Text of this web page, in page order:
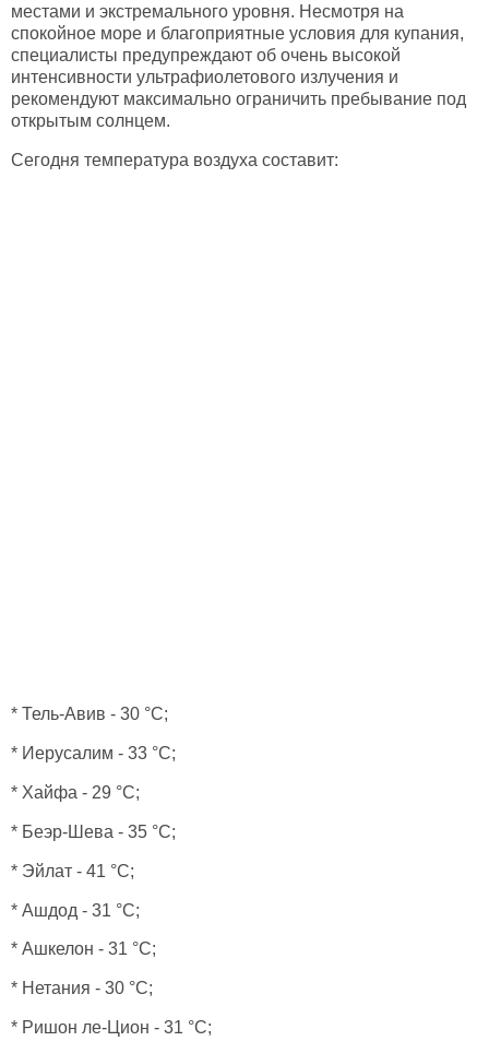
местами и экстремального уровня. Несмотря на
спокойное море и благоприятные условия для купания,
специалисты предупреждают об очень высокой
интенсивности ультрафиолетового излучения и
рекомендуют максимально ограничить пребывание под
открытым солнцем.
Сегодня температура воздуха составит:
* Тель-Авив - 30 °C;
* Иерусалим - 33 °C;
* Хайфа - 29 °C;
* Беэр-Шева - 35 °C;
* Эйлат - 41 °C;
* Ашдод - 31 °C;
* Ашкелон - 31 °C;
* Нетания - 30 °C;
* Ришон ле-Цион - 31 °C;